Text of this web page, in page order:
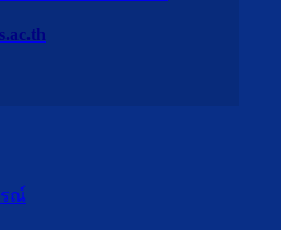
รณ์